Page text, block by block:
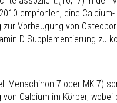
empfohlen, eine Calcium-
zur Vorbeugung von
D-Supplementierung zu
Menachinon-7 oder MK-7)
Calcium im Körper, wobei